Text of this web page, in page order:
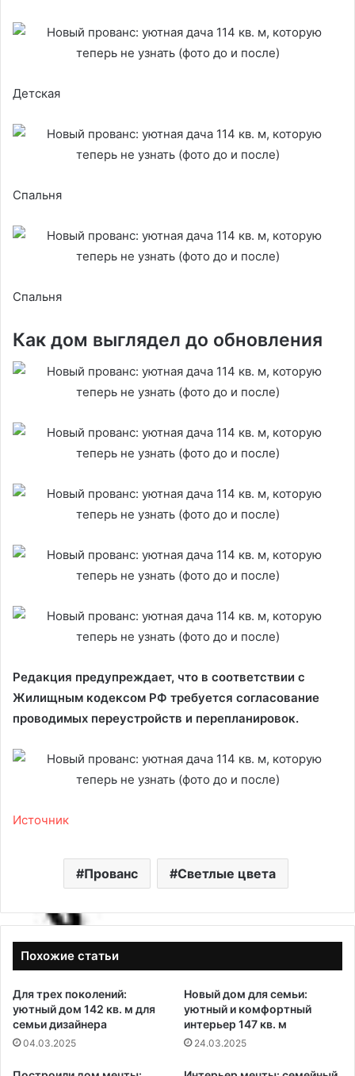
Детская
Спальня
Спальня
Как дом выглядел до обновления
Редакция предупреждает, что в соответствии с
Жилищным кодексом РФ требуется согласование
проводимых переустройств и перепланировок.
Источник
Прованс Светлые цвета
Похожие статьи
Для трех поколений:
уютный дом 142 кв. м для
семьи дизайнера
04.03.2025
Новый дом для семьи:
уютный и комфортный
интерьер 147 кв. м
24.03.2025